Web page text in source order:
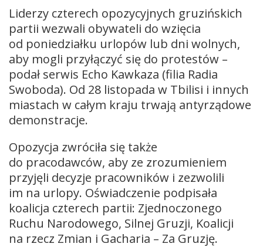
Liderzy czterech opozycyjnych gruzińskich
partii wezwali obywateli do wzięcia
od poniedziałku urlopów lub dni wolnych,
aby mogli przyłączyć się do protestów –
podał serwis Echo Kawkaza (filia Radia
Swoboda). Od 28 listopada w Tbilisi i innych
miastach w całym kraju trwają antyrządowe
demonstracje.
Opozycja zwróciła się także
do pracodawców, aby ze zrozumieniem
przyjęli decyzje pracowników i zezwolili
im na urlopy. Oświadczenie podpisała
koalicja czterech partii: Zjednoczonego
Ruchu Narodowego, Silnej Gruzji, Koalicji
na rzecz Zmian i Gacharia – Za Gruzję.